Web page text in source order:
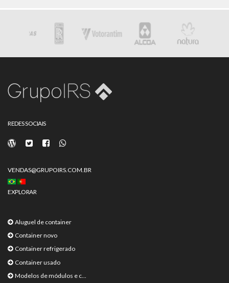
REDES SOCIAIS
VENDAS@GRUPOIRS.COM.BR
EXPLORAR
Aluguel de container
Container novo
Container refrigerado
Container usado
Modelos de módulos e c...